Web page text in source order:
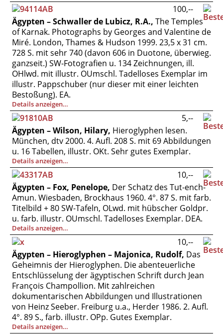
Ägypten – Schwaller de Lubicz, R.A., The Temples
of Karnak. Photographs by Georges and Valentine de
Miré. London, Thames & Hudson 1999. 23,5 x 31 cm.
728 S. mit sehr 740 (davon 606 in Duotone, überwieg.
ganzseit.) SW-Fotografien u. 134 Zeichnungen, ill.
OHlwd. mit illustr. OUmschl. Tadelloses Exemplar im
illustr. Pappschuber (nur dieser mit einer leichten
Bestoßung). EA.
Details anzeigen…
100,--
Ägypten – Wilson, Hilary, Hieroglyphen lesen.
München, dtv 2000. 4. Aufl. 208 S. mit 69 Abbildungen
u. 16 Tabellen, illustr. OKt. Sehr gutes Exemplar.
Details anzeigen…
5,--
Ägypten – Fox, Penelope, Der Schatz des Tut-ench-
Amun. Wiesbaden, Brockhaus 1960. 4°. 87 S. mit farb.
Titelbild + 80 SW-Tafeln, OLwd. mit hübscher Goldpr.
u. farb. illustr. OUmschl. Tadelloses Exemplar. DEA.
Details anzeigen…
10,--
Ägypten – Hieroglyphen – Majonica, Rudolf, Das
Geheimnis der Hieroglyphen. Die abenteuerliche
Entschlüsselung der ägyptischen Schrift durch Jean
François Champollion. Mit zahlreichen
dokumentarischen Abbildungen und Illustrationen
von Heinz Seeber. Freiburg u.a., Herder 1986. 2. Aufl.
4°. 89 S., farb. illustr. OPp. Gutes Exemplar.
Details anzeigen…
10,--